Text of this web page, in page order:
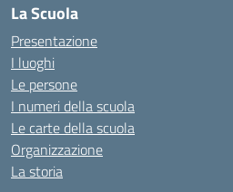
La Scuola
Presentazione
I luoghi
Le persone
I numeri della scuola
Le carte della scuola
Organizzazione
La storia